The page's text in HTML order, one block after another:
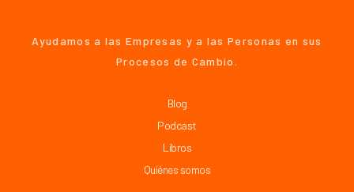
Ayudamos a las Empresas y a las Personas en sus
Procesos de Cambio.
Blog
Podcast
Libros
Quiénes somos